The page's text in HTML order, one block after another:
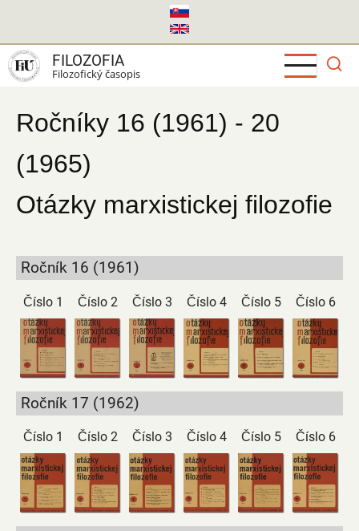
hlavný
obsah
FILOZOFIA
Filozofický časopis
Ročníky 16 (1961) - 20
(1965)
Otázky marxistickej filozofie
Ročník 16 (1961)
Číslo 1 Číslo 2 Číslo 3 Číslo 4 Číslo 5 Číslo 6
Ročník 17 (1962)
Číslo 1 Číslo 2 Číslo 3 Číslo 4 Číslo 5 Číslo 6